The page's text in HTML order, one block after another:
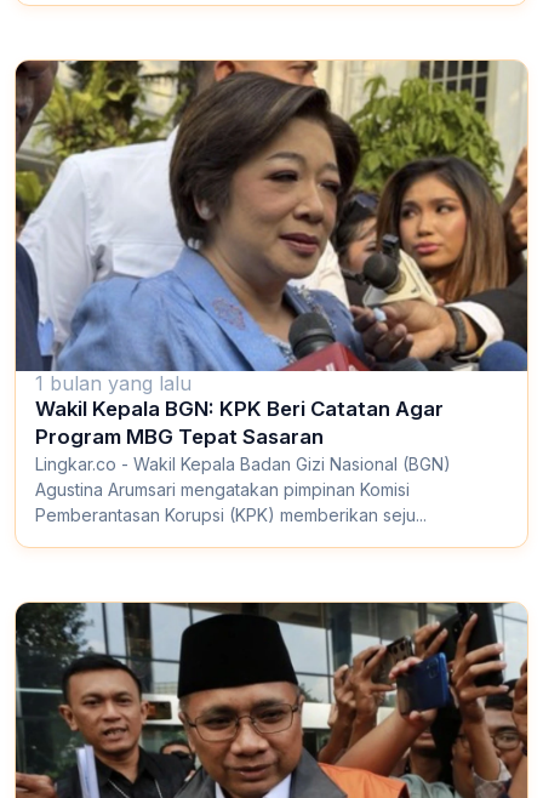
1 bulan yang lalu
Wakil Kepala BGN: KPK Beri Catatan Agar
Program MBG Tepat Sasaran
Lingkar.co - Wakil Kepala Badan Gizi Nasional (BGN)
Agustina Arumsari mengatakan pimpinan Komisi
Pemberantasan Korupsi (KPK) memberikan seju...